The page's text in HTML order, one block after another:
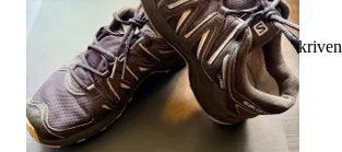
Ersättning om varan inte är som beskriven